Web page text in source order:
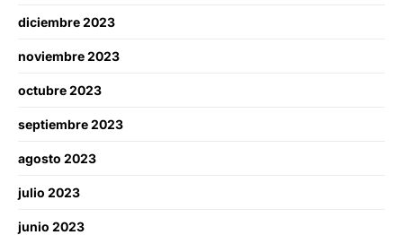
diciembre 2023
noviembre 2023
octubre 2023
septiembre 2023
agosto 2023
julio 2023
junio 2023